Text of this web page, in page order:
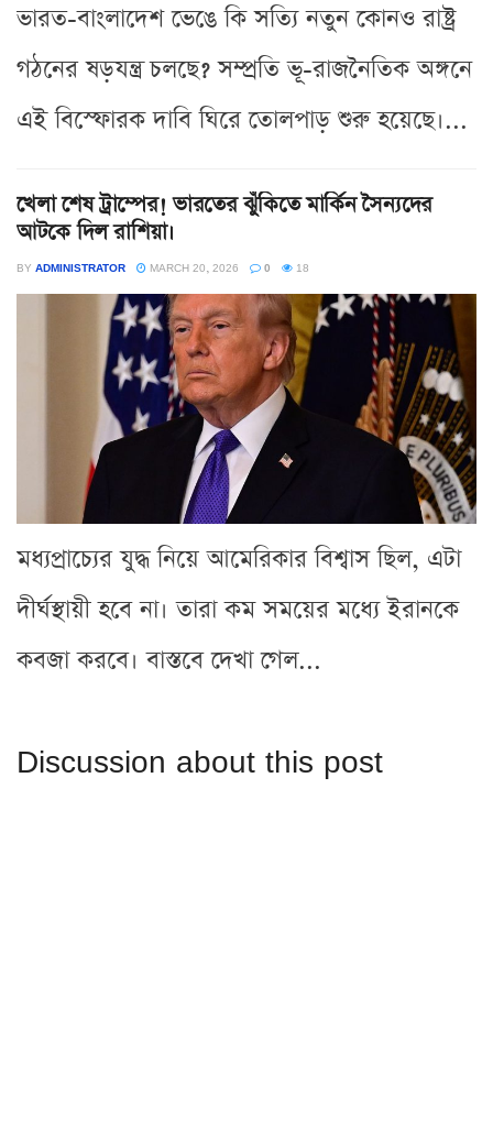
ভারত-বাংলাদেশ ভেঙে কি সত্যি নতুন কোনও রাষ্ট্র
গঠনের ষড়যন্ত্র চলছে? সম্প্রতি ভূ-রাজনৈতিক অঙ্গনে
এই বিস্ফোরক দাবি ঘিরে তোলপাড় শুরু হয়েছে।...
খেলা শেষ ট্রাম্পের! ভারতের ঝুঁকিতে মার্কিন সৈন্যদের
আটকে দিল রাশিয়া।
BY ADMINISTRATOR MARCH 20, 2026 0 18
মধ্যপ্রাচ্যের যুদ্ধ নিয়ে আমেরিকার বিশ্বাস ছিল, এটা
দীর্ঘস্থায়ী হবে না। তারা কম সময়ের মধ্যে ইরানকে
কবজা করবে। বাস্তবে দেখা গেল...
Discussion about this post